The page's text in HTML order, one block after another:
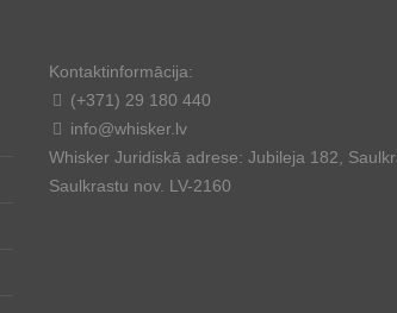
Kontaktinformācija:
(+371) 29 180 440
info@whisker.lv
Whisker Juridiskā adrese: Jubileja 182,
Saulkrastu nov. LV-2160